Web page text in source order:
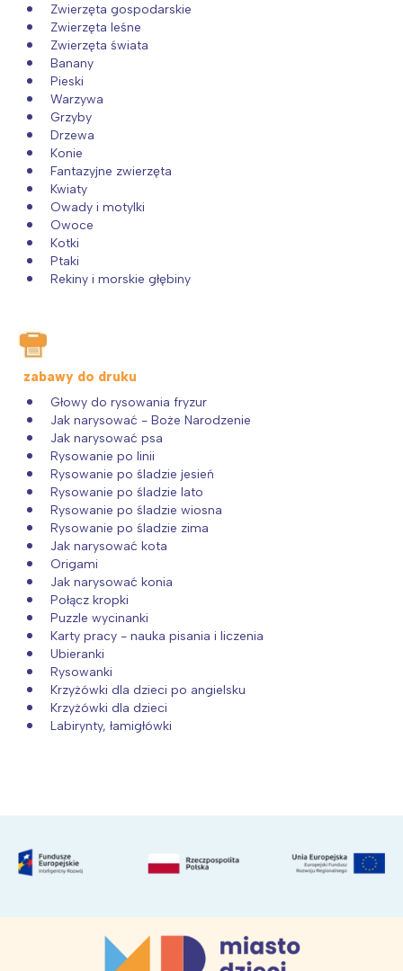
Zwierzęta gospodarskie
Zwierzęta leśne
Zwierzęta świata
Banany
Pieski
Warzywa
Grzyby
Drzewa
Konie
Fantazyjne zwierzęta
Kwiaty
Owady i motylki
Owoce
Kotki
Ptaki
Rekiny i morskie głębiny
zabawy do druku
Głowy do rysowania fryzur
Jak narysować - Boże Narodzenie
Jak narysować psa
Rysowanie po linii
Rysowanie po śladzie jesień
Rysowanie po śladzie lato
Rysowanie po śladzie wiosna
Rysowanie po śladzie zima
Jak narysować kota
Origami
Jak narysować konia
Połącz kropki
Puzzle wycinanki
Karty pracy - nauka pisania i liczenia
Ubieranki
Rysowanki
Krzyżówki dla dzieci po angielsku
Krzyżówki dla dzieci
Labirynty, łamigłówki